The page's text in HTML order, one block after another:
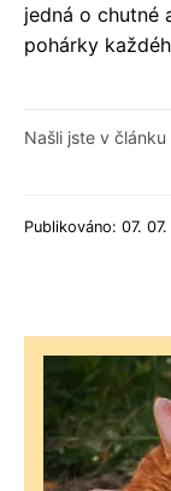
jedná o chutné
pohárky
Našli jste v
Publikováno: 07.